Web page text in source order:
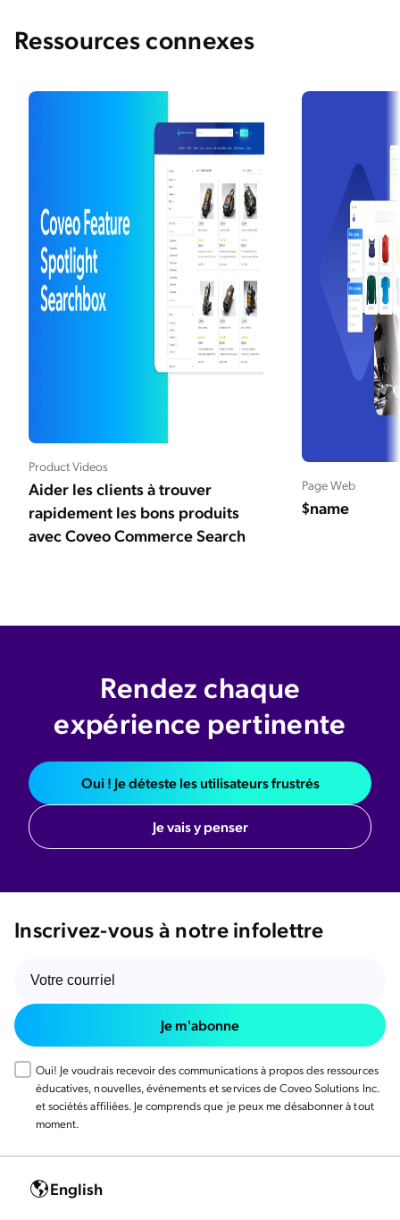
Ressources connexes
Product Videos
Aider les clients à trouver
rapidement les bons produits
avec Coveo Commerce Search
Page Web
$name
Rendez chaque
expérience pertinente
Oui ! Je déteste les utilisateurs frustrés
Je vais y penser
Inscrivez-vous à notre infolettre
Je m'abonne
Oui! Je voudrais recevoir des communications à propos des ressources
éducatives, nouvelles, événements et services de Coveo Solutions Inc.
et sociétés affiliées. Je comprends que je peux me désabonner à tout
moment.
English